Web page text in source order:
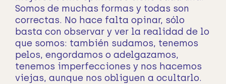
Somos de muchas formas y todas son
correctas. No hace falta opinar, sólo
basta con observar y ver la realidad de lo
que somos: también sudamos, tenemos
pelos, engordamos o adelgazamos,
tenemos imperfecciones y nos hacemos
viejas, aunque nos obliguen a ocultarlo.